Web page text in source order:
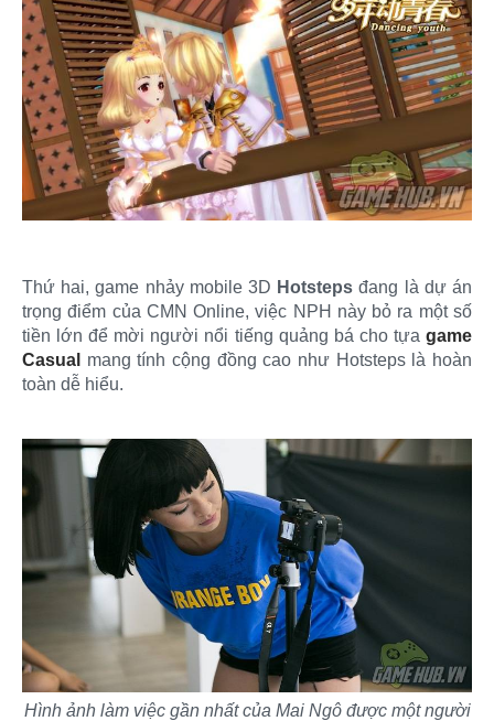
Thứ hai, game nhảy mobile 3D Hotsteps đang là dự án
trọng điểm của CMN Online, việc NPH này bỏ ra một số
tiền lớn để mời người nổi tiếng quảng bá cho tựa game
Casual
mang tính cộng đồng cao như Hotsteps là hoàn
toàn dễ hiểu.
Hình ảnh làm việc gần nhất của Mai Ngô được một người